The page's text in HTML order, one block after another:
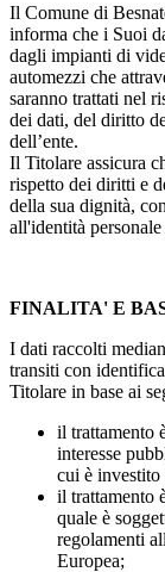
Il Comune di
informa che i Suoi
dagli impianti di
automezzi che
saranno trattati nel
dei dati, del diritto
dell’ente.
Il Titolare assicura
rispetto dei diritti e
della sua dignità,
all'identità
FINALITA' E
I dati raccolti
transiti con
Titolare in base ai
il trattamento
interesse
cui è investito
il trattamento
quale è
regolamenti
Europea;